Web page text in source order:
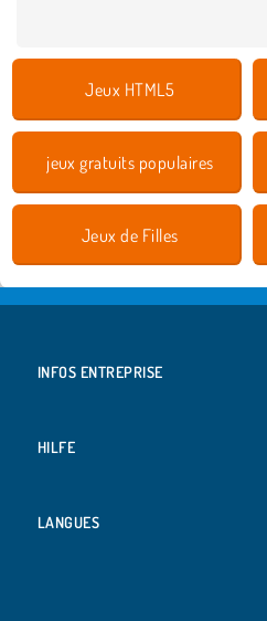
Jeux HTML5
jeux gratuits populaires
Jeux de Filles
INFOS ENTREPRISE
HILFE
LANGUES